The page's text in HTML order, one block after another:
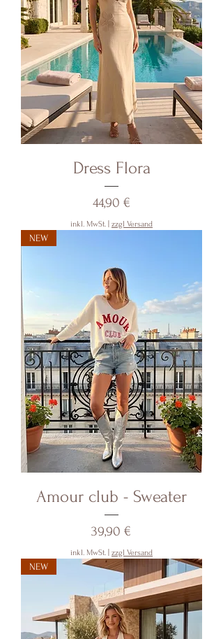
Dress Flora
Preis
44,90 €
inkl. MwSt. zzgl Versand
NEW
Amour club - Sweater
Preis
39,90 €
inkl. MwSt. zzgl Versand
NEW